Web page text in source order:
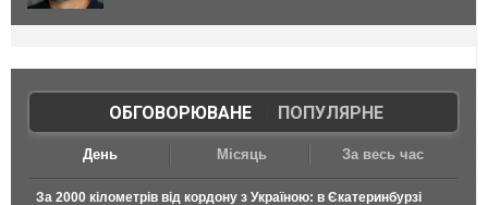
ОБГОВОРЮВАНЕ| ПОПУЛЯРНЕ
День Місяць За весь час
За 2000 кілометрів від кордону з Україною: в Єкатеринбурзі